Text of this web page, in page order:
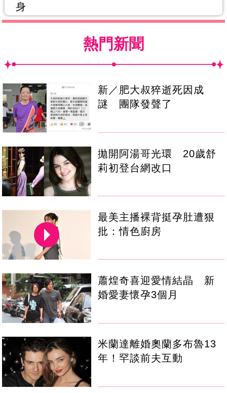
身
熱門新聞
新／肥大叔猝逝死因成
謎 團隊發聲了
拋開阿湯哥光環 20歲舒
莉初登台網改口
最美主播裸背挺孕肚遭狠
批：情色廚房
蕭煌奇喜迎愛情結晶 新
婚愛妻懷孕3個月
米蘭達離婚奧蘭多布魯13
年！罕談前夫互動